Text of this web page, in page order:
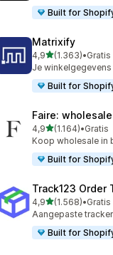
Built for
Matrixify
4,9van 5 sterren
(1.363)
1363 recensies in
•
Je
Built for
Faire:
4,9van 5 sterren
(1.164)
1164 recensies in
•Gratis
Koop wholesale in
Built for
Track123 Order
4,9van 5 sterren
(1.568)
1568 recensies in
•
Aangepaste
Built for